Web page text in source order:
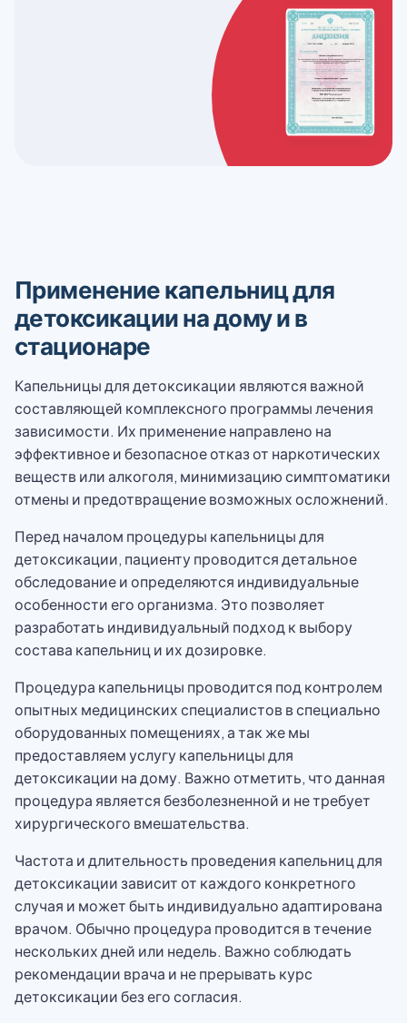
Применение капельниц для
детоксикации на дому и в
стационаре
Капельницы для детоксикации являются важной
составляющей комплексного программы лечения
зависимости. Их применение направлено на
эффективное и безопасное отказ от наркотических
веществ или алкоголя, минимизацию симптоматики
отмены и предотвращение возможных осложнений.
Перед началом процедуры капельницы для
детоксикации, пациенту проводится детальное
обследование и определяются индивидуальные
особенности его организма. Это позволяет
разработать индивидуальный подход к выбору
состава капельниц и их дозировке.
Процедура капельницы проводится под контролем
опытных медицинских специалистов в специально
оборудованных помещениях, а так же мы
предоставляем услугу капельницы для
детоксикации на дому. Важно отметить, что данная
процедура является безболезненной и не требует
хирургического вмешательства.
Частота и длительность проведения капельниц для
детоксикации зависит от каждого конкретного
случая и может быть индивидуально адаптирована
врачом. Обычно процедура проводится в течение
нескольких дней или недель. Важно соблюдать
рекомендации врача и не прерывать курс
детоксикации без его согласия.